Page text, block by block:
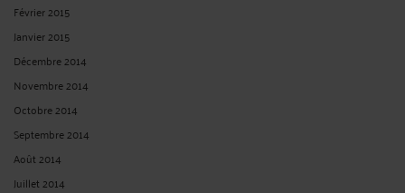
Février 2015
Janvier 2015
Décembre 2014
Novembre 2014
Octobre 2014
Septembre 2014
Août 2014
Juillet 2014